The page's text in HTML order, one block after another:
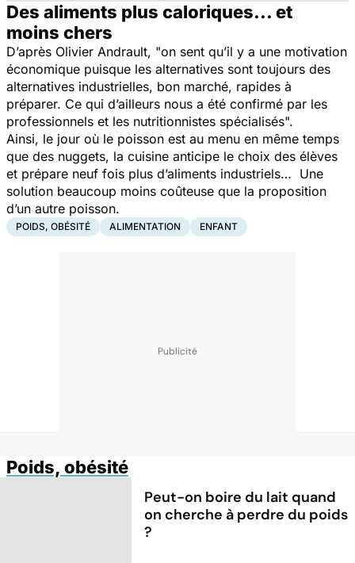
Des aliments plus caloriques... et
moins chers
D’après Olivier Andrault, "on sent qu’il y a une motivation
économique puisque les alternatives sont toujours des
alternatives industrielles, bon marché, rapides à
préparer. Ce qui d’ailleurs nous a été confirmé par les
professionnels et les nutritionnistes spécialisés".
Ainsi, le jour où le poisson est au menu en même temps
que des nuggets, la cuisine anticipe le choix des élèves
et prépare neuf fois plus d’aliments industriels… Une
solution beaucoup moins coûteuse que la proposition
d’un autre poisson.
POIDS, OBÉSITÉ ALIMENTATION ENFANT
Poids, obésité
Peut-on boire du lait quand
on cherche à perdre du poids
?